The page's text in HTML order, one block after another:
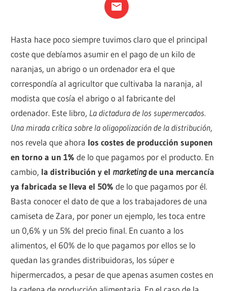
Hasta hace poco siempre tuvimos claro que el principal
coste que debíamos asumir en el pago de un kilo de
naranjas, un abrigo o un ordenador era el que
correspondía al agricultor que cultivaba la naranja, al
modista que cosía el abrigo o al fabricante del
ordenador. Este libro, La dictadura de los supermercados.
Una mirada crítica sobre la oligopolización de la distribución,
nos revela que ahora los costes de producción suponen
en torno a un 1% de lo que pagamos por el producto. En
cambio, la distribución y el marketingde una mercancía
ya fabricada se lleva el 50% de lo que pagamos por él.
Basta conocer el dato de que a los trabajadores de una
camiseta de Zara, por poner un ejemplo, les toca entre
un 0,6% y un 5% del precio final. En cuanto a los
alimentos, el 60% de lo que pagamos por ellos se lo
quedan las grandes distribuidoras, los súper e
hipermercados, a pesar de que apenas asumen costes en